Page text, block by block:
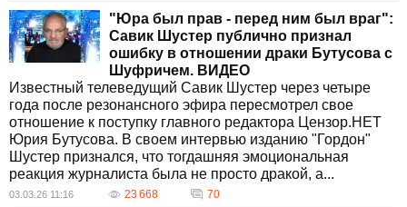
просвещении общества, предоставляя
своевременную и объективную информацию.
Однако они должны избегать
сенсационализма, чтобы не раздувать
конфликты. Журналистика обязана
сосредотачиваться на фактах и их
объективной подаче.
Какие меры следует предпринять, чтобы
избежать драк?
Для предотвращения драк важна
профилактическая работа: образование,
общественные кампании по
"Юра был прав - перед ним был враг":
Савик Шустер публично признал
ошибку в отношении драки Бутусова с
Шуфричем. ВИДЕО
Известный телеведущий Савик Шустер через четыре
года после резонансного эфира пересмотрел свое
отношение к поступку главного редактора Цензор.НЕТ
Юрия Бутусова. В своем интервью изданию "Гордон"
Шустер признался, что тогдашняя эмоциональная
реакция журналиста была не просто дракой, а...
03.03.26 11:16 23 668 70